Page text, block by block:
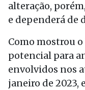
alteração,
e dependerá de
Como mostrou o
potencial para
envolvidos nos
janeiro de 2023,